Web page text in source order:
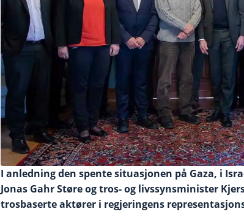
I anledning den spente situasjonen på Gaza, i
Jonas Gahr Støre og tros- og livssynsminister
trosbaserte aktører i regjeringens